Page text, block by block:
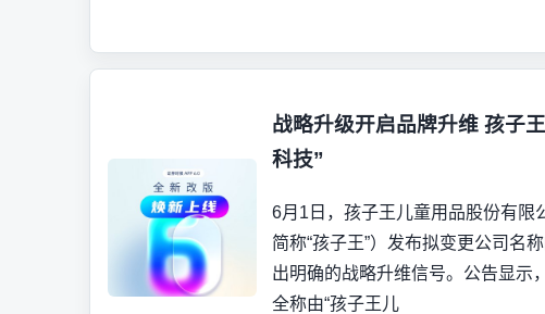
战略升级开启品牌升维 孩子
科技”
6月1日，孩子王儿童用品股份有限
简称“孩子王”）发布拟变更公司名
出明确的战略升维信号。公告显示
全称由“孩子王儿